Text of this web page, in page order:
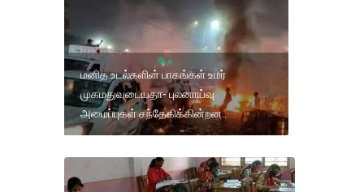
மனித உடல்களின் பாகங்கள் உமர்
முகமதுவுடையதா- புலனாய்வு
அமைப்புகள் சந்தேகிக்கின்றன..